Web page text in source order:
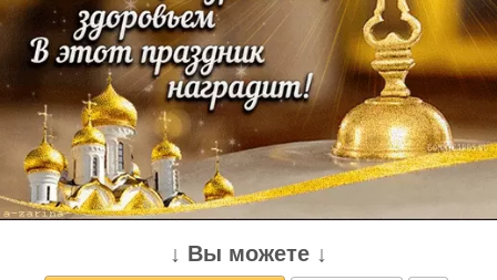
↓ Вы можете ↓